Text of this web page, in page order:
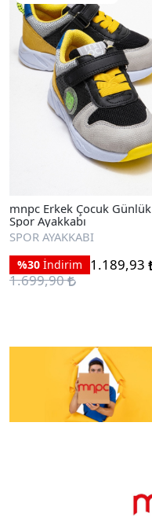
mnpc Erkek Çocuk Günlük
Spor Ayakkabı
SPOR AYAKKABI
%30 İndirim
1.189,93
1.699,90